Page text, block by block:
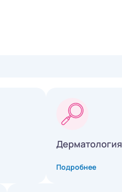
Дерматология
Подробнее